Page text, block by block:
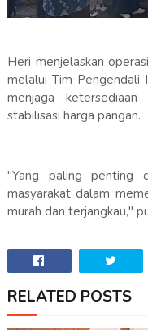
Heri menjelaskan
melalui Tim Pengendali
menjaga
stabilisasi harga pangan.
"Yang paling penting
masyarakat dalam
murah dan terjangkau,"
RELATED POSTS